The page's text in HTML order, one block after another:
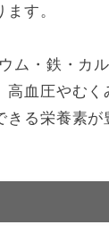
す。
ム・鉄・カ
血圧やむ
る栄養素が